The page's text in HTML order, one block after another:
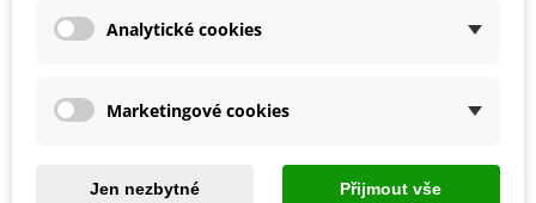
Analytické cookies
Marketingové cookies
Jen nezbytné Přijmout vše